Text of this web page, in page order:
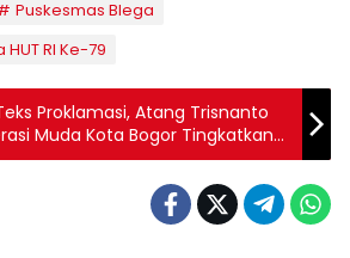
Puskesmas Blega
RI Ke-79
Proklamasi, Atang Trisnanto
Muda Kota Bogor Tingkatkan
Juang dan Kolaborasi